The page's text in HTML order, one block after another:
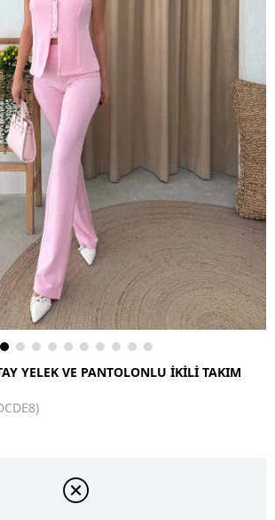
YELEK VE PANTOLONLU İKİLİ TAKIM